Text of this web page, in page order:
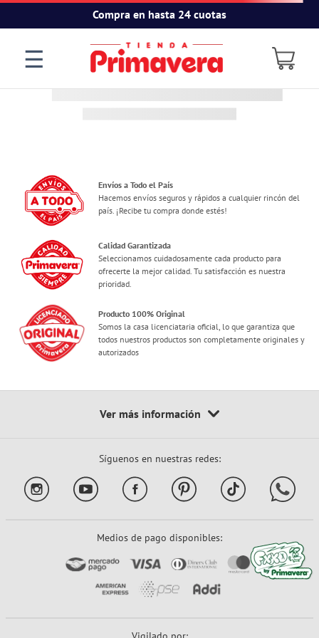
Compra en hasta 24 cuotas
☰
Envíos a Todo el País
Hacemos envíos seguros y rápidos a cualquier rincón del
país. ¡Recibe tu compra donde estés!
Calidad Garantizada
Seleccionamos cuidadosamente cada producto para
ofrecerte la mejor calidad. Tu satisfacción es nuestra
prioridad.
Producto 100% Original
Somos la casa licenciataria oficial, lo que garantiza que
todos nuestros productos son completamente originales y
autorizados
Síguenos en nuestras redes:
Medios de pago disponibles: